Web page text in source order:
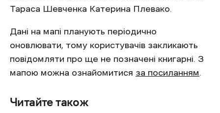
Тараса Шевченка Катерина Плевако.
Дані на мапі планують періодично
оновлювати, тому користувачів закликають
повідомляти про ще не позначені книгарні. З
мапою можна ознайомитися за посиланням.
Читайте також